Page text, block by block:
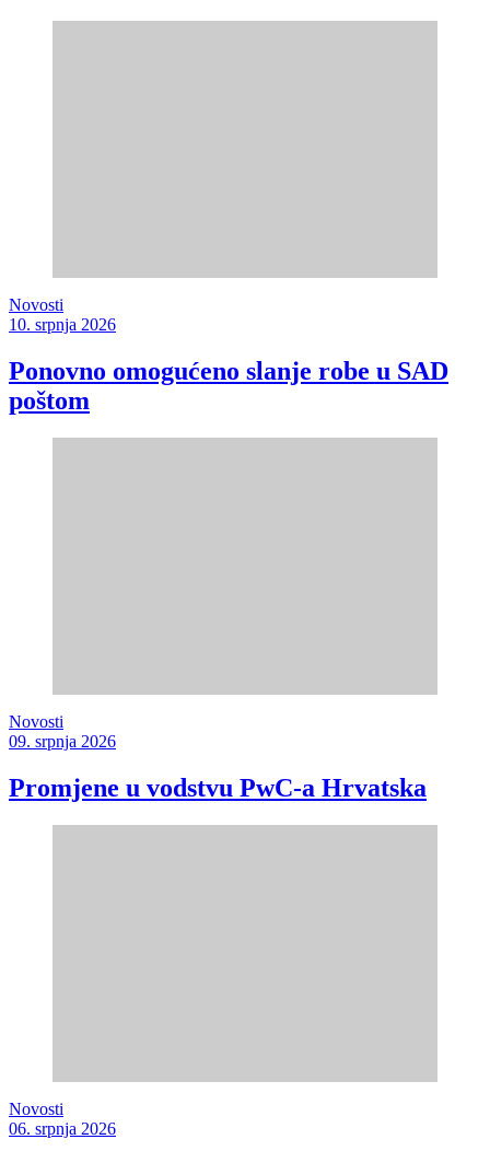
Novosti
10. srpnja 2026
Ponovno omogućeno slanje robe u SAD
poštom
Novosti
09. srpnja 2026
Promjene u vodstvu PwC-a Hrvatska
Novosti
06. srpnja 2026